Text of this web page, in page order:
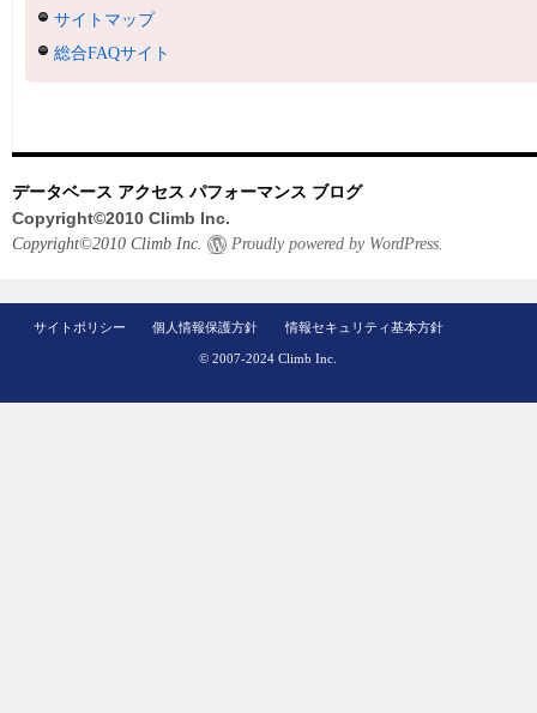
サイトマップ
総合FAQサイト
データベース アクセス パフォーマンス ブログ
Copyright©2010 Climb Inc.
Copyright©2010 Climb Inc. Proudly powered by WordPress.
サイトポリシー 個人情報保護方針 情報セキュリティ基本方針
© 2007-2024 Climb Inc.